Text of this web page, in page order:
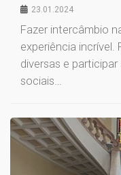
23.01.2024
Fazer intercâmbio
experiência incrível.
diversas e
sociais…